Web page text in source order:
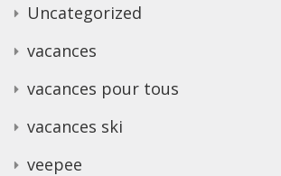
Uncategorized
vacances
vacances pour tous
vacances ski
veepee